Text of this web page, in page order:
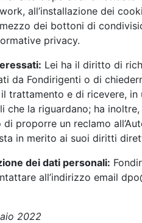
all’installazione dei
dei bottoni di
privacy.
Lei ha il diritto di
da Fondirigenti o di
trattamento e di ricevere,
che la riguardano; ha
di proporre un reclamo
in merito ai suoi diritti
dei dati personali:
all’indirizzo email
2022